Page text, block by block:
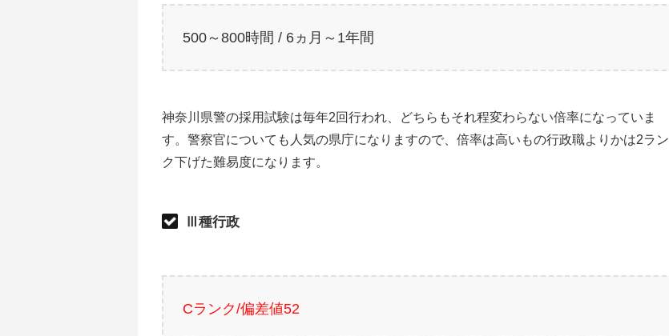
500～800時間 / 6ヵ月～1年間
神奈川県警の採用試験は毎年2回行われ、どちらもそれ程変わらない倍率になっていま
す。警察官についても人気の県庁になりますので、倍率は高いもの行政職よりかは2ラン
ク下げた難易度になります。
Ⅲ種行政
Cランク/偏差値52